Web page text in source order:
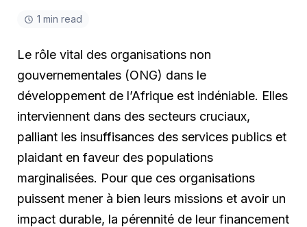
1 min read
Le rôle vital des organisations non
gouvernementales (ONG) dans le
développement de l’Afrique est indéniable. Elles
interviennent dans des secteurs cruciaux,
palliant les insuffisances des services publics et
plaidant en faveur des populations
marginalisées. Pour que ces organisations
puissent mener à bien leurs missions et avoir un
impact durable, la pérennité de leur financement